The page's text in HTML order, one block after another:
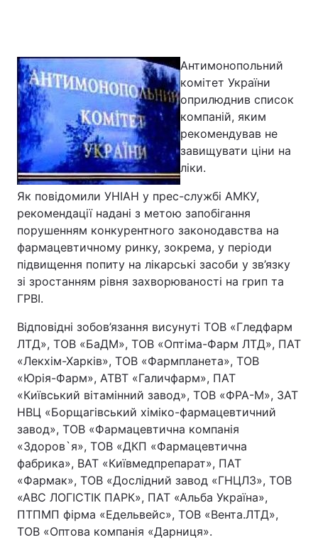
Антимонопольний
комітет України
оприлюднив список
компаній, яким
рекомендував не
завищувати ціни на
ліки.
Як повідомили УНІАН у прес-службі АМКУ,
рекомендації надані з метою запобігання
порушенням конкурентного законодавства на
фармацевтичному ринку, зокрема, у періоди
підвищення попиту на лікарські засоби у зв’язку
зі зростанням рівня захворюваності на грип та
ГРВІ.
Відповідні зобов’язання висунуті ТОВ «Гледфарм
ЛТД», ТОВ «БаДМ», ТОВ «Оптіма-Фарм ЛТД», ПАТ
«Лекхім-Харків», ТОВ «Фармпланета», ТОВ
«Юрія-Фарм», АТВТ «Галичфарм», ПАТ
«Київський вітамінний завод», ТОВ «ФРА-М», ЗАТ
НВЦ «Борщагівський хіміко-фармацевтичний
завод», ТОВ «Фармацевтична компанія
«Здоров`я», ТОВ «ДКП «Фармацевтична
фабрика», ВАТ «Київмедпрепарат», ПАТ
«Фармак», ТОВ «Дослідний завод «ГНЦЛЗ», ТОВ
«АВС ЛОГІСТІК ПАРК», ПАТ «Альба Україна»,
ПТПМП фірма «Едельвейс», ТОВ «Вента.ЛТД»,
ТОВ «Оптова компанія «Дарниця».